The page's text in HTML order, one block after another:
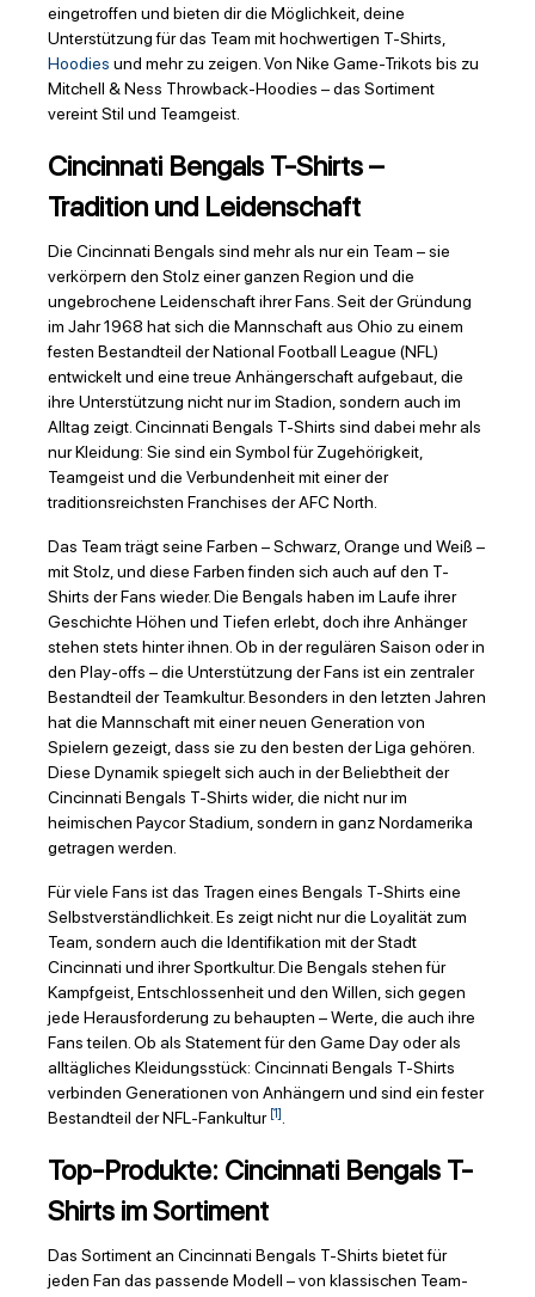
eingetroffen und bieten dir die Möglichkeit, deine
Unterstützung für das Team mit hochwertigen T-Shirts,
Hoodies und mehr zu zeigen. Von Nike Game-Trikots bis zu
Mitchell & Ness Throwback-Hoodies – das Sortiment
vereint Stil und Teamgeist.
Cincinnati Bengals T-Shirts –
Tradition und Leidenschaft
Die Cincinnati Bengals sind mehr als nur ein Team – sie
verkörpern den Stolz einer ganzen Region und die
ungebrochene Leidenschaft ihrer Fans. Seit der Gründung
im Jahr 1968 hat sich die Mannschaft aus Ohio zu einem
festen Bestandteil der National Football League (NFL)
entwickelt und eine treue Anhängerschaft aufgebaut, die
ihre Unterstützung nicht nur im Stadion, sondern auch im
Alltag zeigt. Cincinnati Bengals T-Shirts sind dabei mehr als
nur Kleidung: Sie sind ein Symbol für Zugehörigkeit,
Teamgeist und die Verbundenheit mit einer der
traditionsreichsten Franchises der AFC North.
Das Team trägt seine Farben – Schwarz, Orange und Weiß –
mit Stolz, und diese Farben finden sich auch auf den T-
Shirts der Fans wieder. Die Bengals haben im Laufe ihrer
Geschichte Höhen und Tiefen erlebt, doch ihre Anhänger
stehen stets hinter ihnen. Ob in der regulären Saison oder in
den Play-offs – die Unterstützung der Fans ist ein zentraler
Bestandteil der Teamkultur. Besonders in den letzten Jahren
hat die Mannschaft mit einer neuen Generation von
Spielern gezeigt, dass sie zu den besten der Liga gehören.
Diese Dynamik spiegelt sich auch in der Beliebtheit der
Cincinnati Bengals T-Shirts wider, die nicht nur im
heimischen Paycor Stadium, sondern in ganz Nordamerika
getragen werden.
Für viele Fans ist das Tragen eines Bengals T-Shirts eine
Selbstverständlichkeit. Es zeigt nicht nur die Loyalität zum
Team, sondern auch die Identifikation mit der Stadt
Cincinnati und ihrer Sportkultur. Die Bengals stehen für
Kampfgeist, Entschlossenheit und den Willen, sich gegen
jede Herausforderung zu behaupten – Werte, die auch ihre
Fans teilen. Ob als Statement für den Game Day oder als
alltägliches Kleidungsstück: Cincinnati Bengals T-Shirts
verbinden Generationen von Anhängern und sind ein fester
Bestandteil der NFL-Fankultur [1].
Top-Produkte: Cincinnati Bengals T-
Shirts im Sortiment
Das Sortiment an Cincinnati Bengals T-Shirts bietet für
jeden Fan das passende Modell – von klassischen Team-